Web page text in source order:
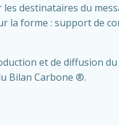
destinataires du
forme : support de
et de diffusion du
Bilan Carbone ®.